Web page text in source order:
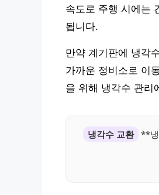
속도로 주행 시에는
됩니다.
만약 계기판에 냉각
가까운 정비소로 이
을 위해 냉각수 관리
냉각수 교환
**냉